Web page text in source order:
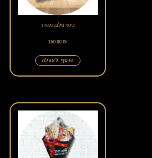
כיסוי מלבן מהודר
150.00₪
הוסף לעגלה